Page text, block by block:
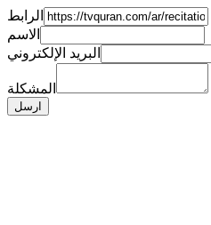
الرابط
الاسم
البريد الإلكتروني
المشكلة
ارسل